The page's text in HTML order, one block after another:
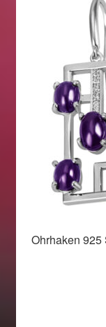
Ohrhaken 925